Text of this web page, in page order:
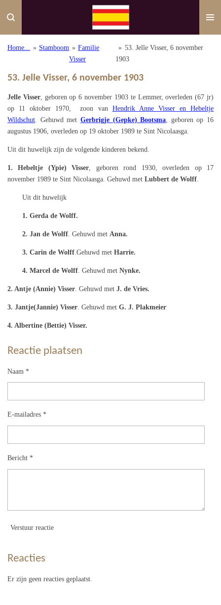
direct
de
Home... » Stamboom » Familie
Visser
» 53. Jelle Visser, 6 november
1903
53. Jelle Visser, 6 november 1903
Jelle Visser, geboren op 6 november 1903 te Lemmer, overleden (67 jr)
op 11 oktober 1970, zoon van Hendrik Anne Visser en Hebeltje
Wildschut. Gehuwd met Gerbrigje (Gepke) Bootsma, geboren op 16
augustus 1906, overleden op 19 oktober 1989 te Sint Nicolaasga.
Uit dit huwelijk zijn de volgende kinderen bekend.
1. Hebeltje (Ypie) Visser, geboren rond 1930, overleden op 17
november 1989 te Sint Nicolaasga. Gehuwd met Lubbert de Wolff.
Uit dit huwelijk
1. Gerda de Wolff.
2. Jan de Wolff. Gehuwd met Anna.
3. Carin de Wolff.Gehuwd met Harrie.
4. Marcel de Wolff. Gehuwd met Nynke.
2. Antje (Annie) Visser. Gehuwd met J. de Vries.
3. Jantje(Jannie) Visser. Gehuwd met G. J. Plakmeier
4. Albertine (Bettie) Visser.
Reactie plaatsen
Naam *
E-mailadres *
Bericht *
Verstuur reactie
Reacties
Er zijn geen reacties geplaatst.